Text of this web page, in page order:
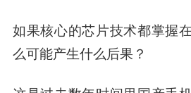
如果核心的芯片技术都掌握
么可能产生什么后果？